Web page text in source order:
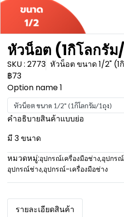
หัวน็อต (1กิโลกรัม
SKU : 2773 หัวน็อต ขนาด 1/2" (1
฿73
Option name 1
หัวน็อต ขนาด 1/2" (1กิโลกรัม/1ถุง)
คำอธิบายสินค้าแบบย่อ
มี 3 ขนาด
หมวดหมู่:อุปกรณ์เครื่องมือช่าง,อุปกร
อุปกรณ์ช่าง,อุปกรณ์-เครื่องมือช่าง
รายละเอียดสินค้า